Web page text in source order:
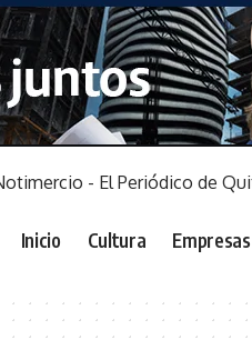
Inicio Cultura Empresas